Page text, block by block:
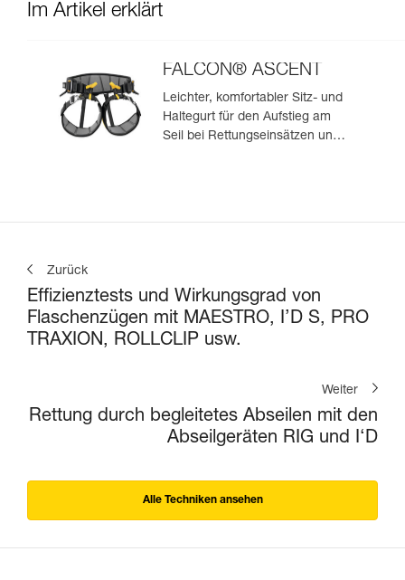
Im Artikel erklärt
FALCON® ASCENT
Leichter, komfortabler Sitz- und
Haltegurt für den Aufstieg am
Seil bei Rettungseinsätzen und
Zurück
Effizienztests und Wirkungsgrad von
Flaschenzügen mit MAESTRO, I’D S, PRO
TRAXION, ROLLCLIP usw.
Weiter
Rettung durch begleitetes Abseilen mit den
Abseilgeräten RIG und I‘D
Alle Techniken ansehen